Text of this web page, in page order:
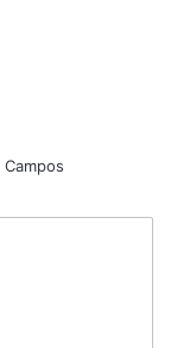
Campos